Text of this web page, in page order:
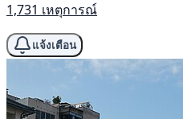
1,731 เหตุการณ์
แจ้งเตือน